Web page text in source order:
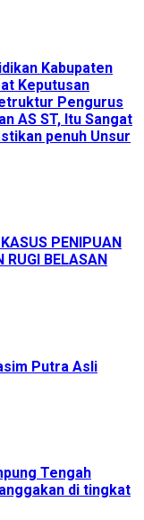
Kabupaten
Keputusan
Pengurus
AS ST, Itu Sangat
penuh Unsur
PENIPUAN
RUGI BELASAN
Putra Asli
Tengah
di tingkat